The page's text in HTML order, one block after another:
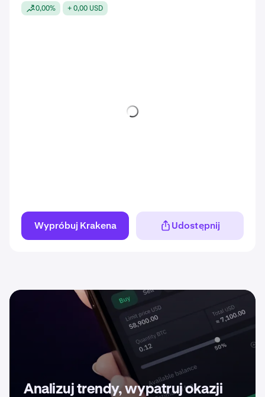
0,00% + 0,00 USD
Wypróbuj Krakena Udostępnij
Analizuj trendy, wypatruj okazji